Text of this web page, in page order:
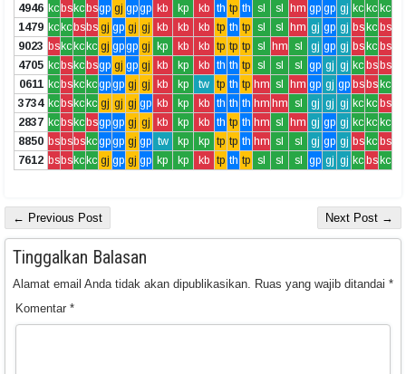
4946 kcbskcbsgp gj gpgp kb kp kb th tp th sl sl hm gp gp gj kc kc kc
1479 kckcbsbs gj gp gj gj kb kb kb tp th tp sl sl hm gj gp gj bskc bs
9023 bskckckc gj gpgp gj kp kb kb tp tp tp sl hm sl gj gp gj bskc bs
4705 kcbskcbsgp gj gp gj kb kp kb th th tp sl sl sl gp gj gj kc bsbs
0611 kcbskckcgpgp gj gj kb kp tw tp th tp hm sl hm gp gj gp bsbskc
3734 kcbskckc gj gj gj gp kb kp kb th th th hm hm sl gj gj gj kc kc bs
2837 kcbskcbsgpgp gj gj kb kp kb th tp th hm sl hm gj gp gj kc kc kc
8850 bsbsbskcgpgp gj gp tw kp kp tp tp th hm sl sl gj gp gj bskc bs
7612 bsbskckc gj gp gj gp kp kp kb tp th tp sl sl sl gp gj gj kc bskc
← Previous Post Next Post →
Tinggalkan Balasan
Alamat email Anda tidak akan dipublikasikan. Ruas yang wajib ditandai *
Komentar *